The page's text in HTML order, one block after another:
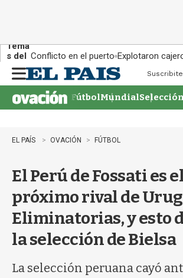
Tema
s del
día:
Conflicto en el puerto Explotaron
n
u
Suscribite
FútbolMundialSelección
EL PAÍS OVACIÓN FÚTBOL
El Perú de Fossati es
próximo rival de
Eliminatorias, y esto
la selección de Bielsa
La selección peruana cayó